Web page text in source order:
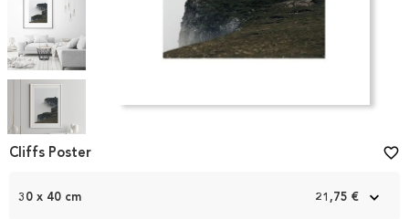
Item
1
30 x 40 cm 21,75 €
Cliffs Poster favorite_border